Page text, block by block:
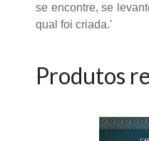
se encontre, se
qual foi criada.'
Produtos